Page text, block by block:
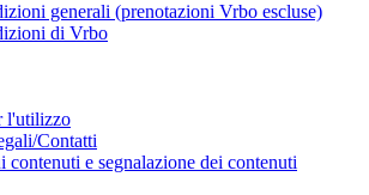
generali (prenotazioni Vrbo escluse)
di Vrbo
l'utilizzo
Contatti
contenuti e segnalazione dei contenuti